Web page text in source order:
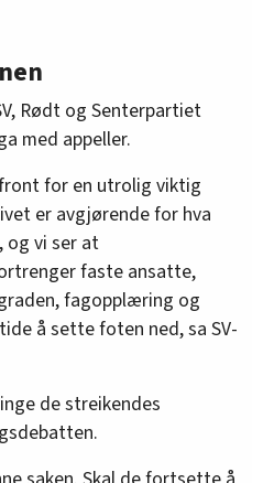
Rødt og Senterpartiet
med appeller.
for en utrolig viktig
er avgjørende for hva
og vi ser at
faste ansatte,
fagopplæring og
å sette foten ned, sa SV-
de streikendes